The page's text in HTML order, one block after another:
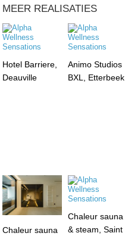
MEER REALISATIES
Hotel Barriere,
Deauville
Animo Studios
BXL, Etterbeek
Chaleur sauna
Chaleur sauna
& steam, Saint